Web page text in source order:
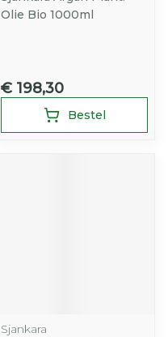
Olie Bio 1000ml
€ 198,30
Bestel
Sjankara